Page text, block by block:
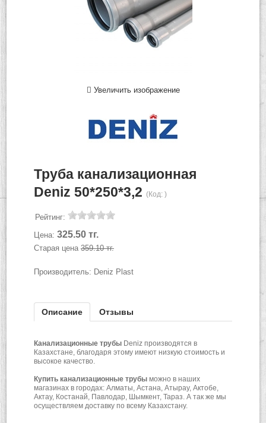
Увеличить изображение
Труба канализационная
Deniz 50*250*3,2 (Код: )
Рейтинг:
Цена: 325.50 тг.
Старая цена 359.10 тг.
Производитель: Deniz Plast
Описание Отзывы
Канализационные трубыDeniz производятся в
Казахстане, благодаря этому имеют низкую стоимость и
высокое качество.
Купить канализационные трубыможно в наших
магазинах в городах: Алматы, Астана, Атырау, Актобе,
Актау, Костанай, Павлодар, Шымкент, Тараз. А так же мы
осуществляем доставку по всему Казахстану.